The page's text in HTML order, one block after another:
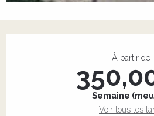
À partir de
Semaine
Voir tous les